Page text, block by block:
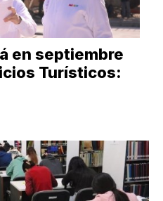
en septiembre
Turísticos: